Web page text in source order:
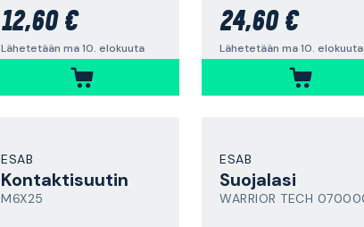
12,60 €
Lähetetään ma 10. elokuuta
24,60 €
Lähetetään ma 10. elokuuta
ESAB
Kontaktisuutin
M6X25
ESAB
Suojalasi